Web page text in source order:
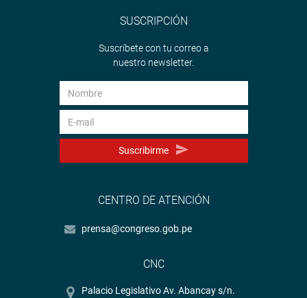
SUSCRIPCIÓN
Suscríbete con tu correo a
nuestro newsletter.
Suscribirme
CENTRO DE ATENCIÓN
prensa@congreso.gob.pe
CNC
Palacio Legislativo Av. Abancay s/n.